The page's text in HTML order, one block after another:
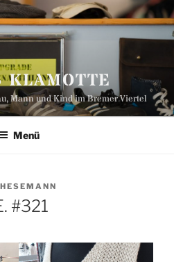
KLAMOTTE
Mann und Kind im Bremer Viertel
Menü
HESEMANN
#321